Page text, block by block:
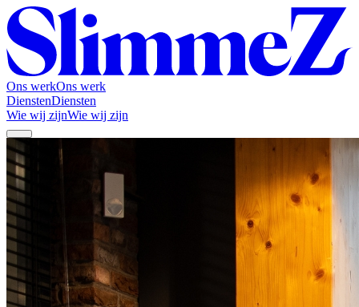
Ons werkOns werk
DienstenDiensten
Wie wij zijnWie wij zijn